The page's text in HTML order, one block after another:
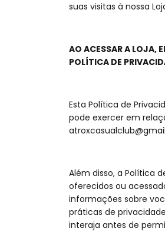
suas visitas à nossa
AO ACESSAR A LOJA,
POLÍTICA DE
Esta Política de
pode exercer em
Além disso, a Política
oferecidos ou
informações sobre
práticas de
interaja antes de